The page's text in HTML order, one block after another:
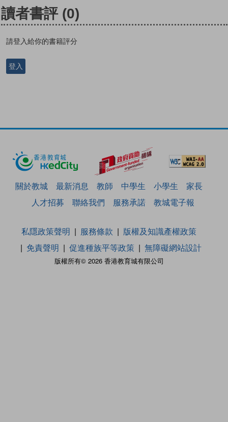
讀者書評 (0)
請登入給你的書籍評分
登入
關於教城 最新消息 教師 中學生 小學生
家長
人才招募
聯絡我們 服務承諾 教城電子報
版權所有© 2026 香港教育城有限公司
私隱政策聲明 服務條款
版權及知識產權政策
免責聲明
促進種族平等政策 無障礙網站設計